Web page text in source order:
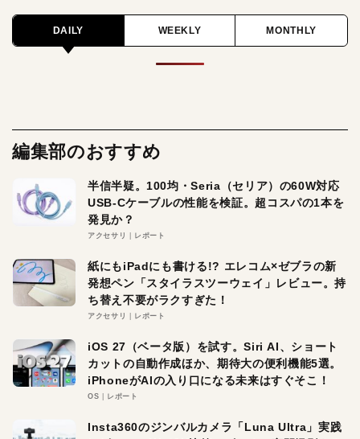
DAILY WEEKLY MONTHLY
編集部のおすすめ
半信半疑。100均・Seria（セリア）の60W対応
USB-Cケーブルの性能を検証。超コスパの1本を
発見か？
アクセサリ レポート
紙にもiPadにも書ける!? エレコム×ゼブラの新
発想ペン「スタイラスツーウェイ」レビュー。持
ち替え不要がラクすぎた！
アクセサリ レポート
iOS 27（ベータ版）を試す。Siri AI、ショート
カットの自動作成ほか、期待大の便利機能5選。
iPhoneがAIの入り口になる未来はすぐそこ！
OS レポート
Insta360のジンバルカメラ「Luna Ultra」実践